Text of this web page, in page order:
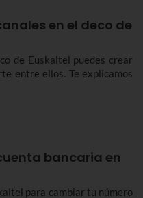
en el deco de
de Euskaltel puedes crear
entre ellos. Te explicamos
bancaria en
para cambiar tu número